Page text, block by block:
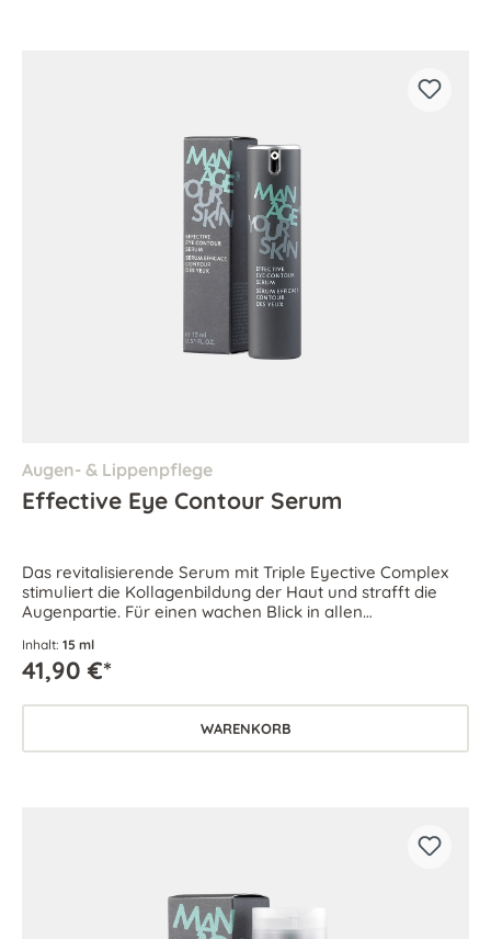
Augen- & Lippenpflege
Effective Eye Contour Serum
Das revitalisierende Serum mit Triple Eyective Complex
stimuliert die Kollagenbildung der Haut und strafft die
Augenpartie. Für einen wachen Blick in allen
Inhalt: 15 ml
41,90 €*
WARENKORB